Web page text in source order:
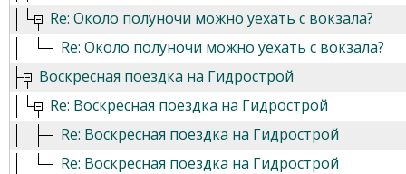
Re: Около полуночи можно уехать с вокзала?
Re: Около полуночи можно уехать с вокзала?
Воскресная поездка на Гидрострой
Re: Воскресная поездка на Гидрострой
Re: Воскресная поездка на Гидрострой
Re: Воскресная поездка на Гидрострой